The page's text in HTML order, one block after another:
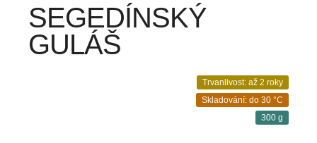
SEGEDÍNSKÝ
GULÁŠ
Trvanlivost: až 2 roky
Skladování: do 30 °C
300 g